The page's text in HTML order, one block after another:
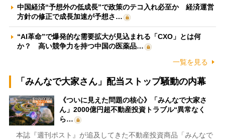
中国経済“予想外の低成長”で政策のテコ入れ必至か 経済運営
方針の修正で成長加速が予想さ…
“AI革命”で爆発的な需要拡大が見込まれる「CXO」とは何
か？ 高い競争力を持つ中国の医薬品…
一覧を見る
「みんなで大家さん」配当ストップ騒動の内幕
《ついに見えた問題の核心》「みんなで大家さ
ん」2000億円超不動産投資トラブル“異常なく
ら…
本誌『週刊ポスト』が追及してきた不動産投資商品「みんなで